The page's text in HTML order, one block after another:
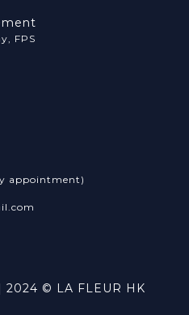
FPS
appointment)
| 2024 © LA FLEUR HK